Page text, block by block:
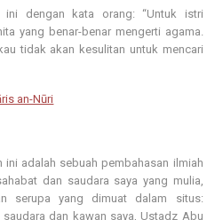
ini dengan kata orang: “Untuk istri
yang benar-benar mengerti agama.
tidak akan kesulitan untuk mencari
an-Nūri
ini adalah sebuah pembahasan ilmiah
dan saudara saya yang mulia,
serupa yang dimuat dalam situs:
dan kawan saya, Ustadz Abu